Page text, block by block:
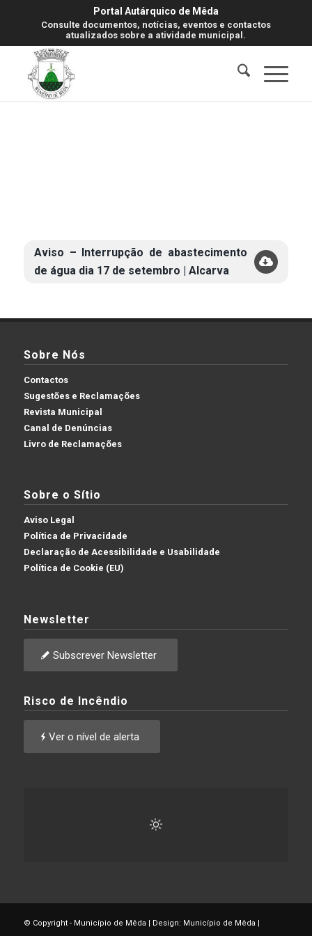
Portal Autárquico de Mêda
Consulte documentos, notícias, eventos e contactos
atualizados sobre a atividade municipal.
Aviso – Interrupção de abastecimento
de água dia 17 de setembro | Alcarva
Sobre Nós
Contactos
Sugestões e Reclamações
Revista Municipal
Canal de Denúncias
Livro de Reclamações
Sobre o Sítio
Aviso Legal
Política de Privacidade
Declaração de Acessibilidade e Usabilidade
Política de Cookie (EU)
Newsletter
Subscrever Newsletter
Risco de Incêndio
Ver o nível de alerta
© Copyright - Município de Mêda | Design: Município de Mêda |